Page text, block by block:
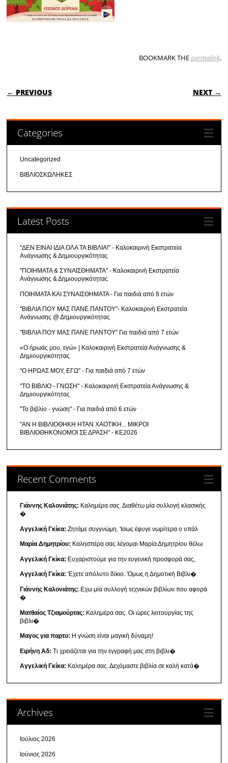
BOOKMARK THEpermalink.
POST NAVIGATION
← PREVIOUS NEXT →
Categories
Uncategorized
ΒΙΒΛΙΟΣΚΩΛΗΚΕΣ
Latest Posts
"ΔΕΝ ΕΙΝΑΙ ΙΔΙΑ ΟΛΑ ΤΑ ΒΙΒΛΙΑ!" - Καλοκαιρινή Εκστρατεία
Ανάγνωσης & Δημιουργικότητας
"ΠΟΙΗΜΑΤΑ & ΣΥΝΑΙΣΘΗΜΑΤΑ" - Καλοκαιρινή Εκστρατεία
Ανάγνωσης & Δημιουργικότητας
ΠΟΙΗΜΑΤΑ ΚΑΙ ΣΥΝΑΙΣΘΗΜΑΤΑ - Για παιδιά από 8 ετών
"ΒΙΒΛΙΑ ΠΟΥ ΜΑΣ ΠΑΝΕ ΠΑΝΤΟΥ"- Καλοκαιρινή Εκστρατεία
Ανάγνωσης @ Δημιουργικότητας
"ΒΙΒΛΙΑ ΠΟΥ ΜΑΣ ΠΑΝΕ ΠΑΝΤΟΥ" Για παιδιά από 7 ετών
«Ο ήρωάς μου, εγώ» | Καλοκαιρινή Εκστρατεία Ανάγνωσης &
Δημιουργικότητας
"Ο ΗΡΩΑΣ ΜΟΥ, ΕΓΩ" - Για παιδιά από 7 ετών
"ΤΟ ΒΙΒΛΙΟ - ΓΝΩΣΗ" - Καλοκαιρινή Εκστρατεία Ανάγνωσης &
Δημιουργικότητας
"Το βιβλίο - γνώση" - Για παιδιά από 6 ετών
"ΑΝ Η ΒΙΒΛΙΟΘΗΚΗ ΗΤΑΝ ΧΑΟΤΙΚΗ... ΜΙΚΡΟΙ
ΒΙΒΛΙΟΘΗΚΟΝΟΜΟΙ ΣΕ ΔΡΑΣΗ" - ΚΕ2026
Recent Comments
Γιάννης Καλονιάτης: Καλημέρα σας. Διαθέτω μία συλλογή κλασικής
�
Αγγελική Γκίκα: Ζητάμε συγγνώμη. 'Ισως έφυγε νωρίτερα ο υπάλ
Μαρία Δημητρίου: Καλησπέρα σας λέγομαι Μαρία Δημητρίου θέλω
Αγγελική Γκίκα: Ευχαριστούμε για την ευγενική προσφορά σας,
Αγγελική Γκίκα: 'Εχετε απόλυτο δίκιο. 'Ομως η Δημοτική Βιβλι�
Γιάννης Καλονιάτης: Εχω μία συλλογή τεχνικών βιβλίων που αφορά
�
Ματθαίος Τζιαμούρτας: Καλημέρα σας. Οι ώρες λειτουργίας της
βιβλι�
Μαγος για παρτυ: Η γνώση είναι μαγική δύναμη!
Ειρήνη Αδ: Τι χρειάζεται για την εγγραφή μας στη βιβλι�
Αγγελική Γκίκα: Καλημέρα σας. Δεχόμαστε βιβλία σε καλή κατά�
Archives
Ιούλιος 2026
Ιούνιος 2026